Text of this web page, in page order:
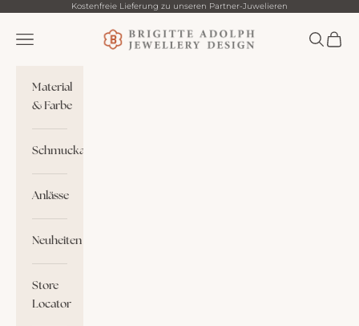
Zum Inhalt springenKostenfreie Lieferung zu unseren Partner-Juwelieren
Brigitte Adolph
Menü Suchen
Material
& Farbe
Schmuckart
Anlässe
Neuheiten
Store
Locator